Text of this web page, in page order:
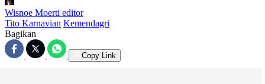
Wisnoe Moerti editor
Tito Karnavian Kemendagri
Bagikan
Copy Link